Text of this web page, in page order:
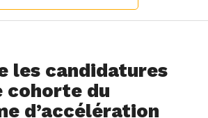
les candidatures
cohorte du
d’accélération